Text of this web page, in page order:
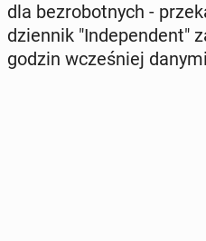
dla bez­ro­bot­nych -
dzien­nik "In­de­pen­dent"
godzin wcze­śniej